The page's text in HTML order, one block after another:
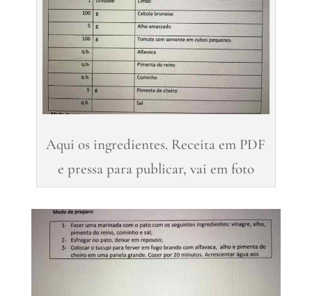
Aqui os ingredientes. Receita em PDF
e pressa para publicar, vai em foto